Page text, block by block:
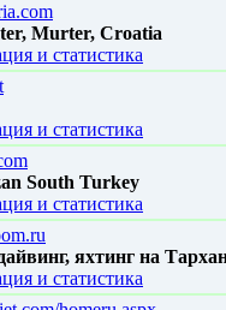
Murter, Croatia
и статистика
и статистика
South Turkey
и статистика
яхтинг на
и статистика